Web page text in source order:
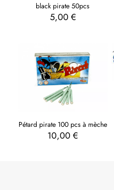
black pirate 50pcs
5,00 €
Pétard pirate 100 pcs à mèche
10,00€